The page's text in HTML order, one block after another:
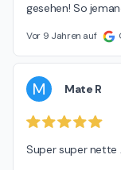
gesehen! So
Vor 9 Jahren auf
M Mate R
Super super nette